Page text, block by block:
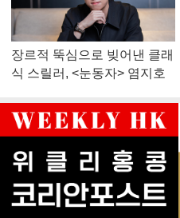
장르적 뚝심으로 빚어낸 클래
식 스릴러, <눈동자> 염지호